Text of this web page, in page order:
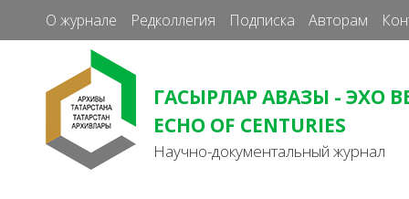
О журнале Редколлегия Подписка Авторам
ГАСЫРЛАР АВАЗЫ - ЭХО
ECHO OF CENTURIES
Научно-документальный журнал